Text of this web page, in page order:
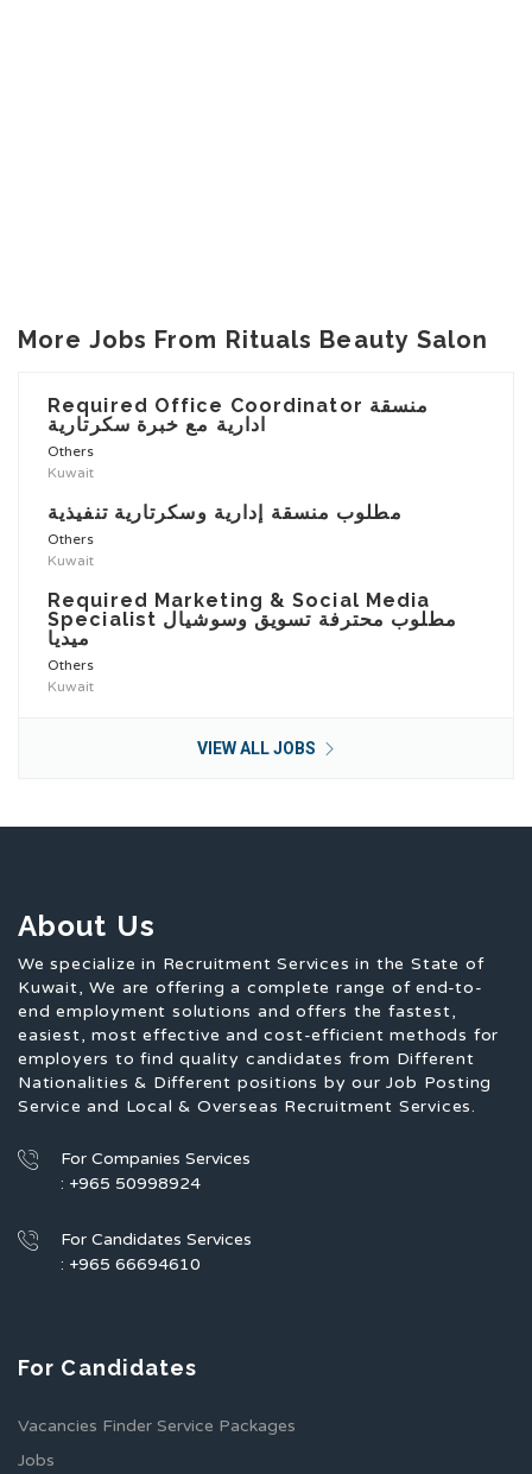
More Jobs From Rituals Beauty Salon
Required Office Coordinator منسقة
ادارية مع خبرة سكرتارية
Others
Kuwait
مطلوب منسقة إدارية وسكرتارية تنفيذية
Others
Kuwait
Required Marketing & Social Media
Specialist مطلوب محترفة تسويق وسوشيال
ميديا
Others
Kuwait
VIEW ALL JOBS
About Us
We specialize in Recruitment Services in the State of
Kuwait, We are offering a complete range of end-to-
end employment solutions and offers the fastest,
easiest, most effective and cost-efficient methods for
employers to find quality candidates from Different
Nationalities & Different positions by our Job Posting
Service and Local & Overseas Recruitment Services.
For Companies Services
: +965 50998924
For Candidates Services
: +965 66694610
For Candidates
Vacancies Finder Service Packages
Jobs